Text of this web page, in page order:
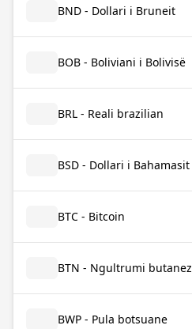
BND - Dollari i Bruneit
BOB - Boliviani i Bolivisë
BRL - Reali brazilian
BSD - Dollari i Bahamasit
BTC - Bitcoin
BTN - Ngultrumi butanez
BWP - Pula botsuane